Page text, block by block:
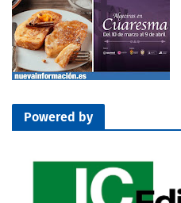
Powered by